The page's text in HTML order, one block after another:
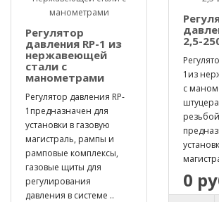
Регулятор
давления RP-1 из
нержавеющей
стали с
манометрами
Регулятор давления RP-
1предназначен для
установки в газовую
магистраль, рампы и
рамповые комплексы,
газовые щиты для
регулирования
давления в системе ..
2,5-
1из
с
0